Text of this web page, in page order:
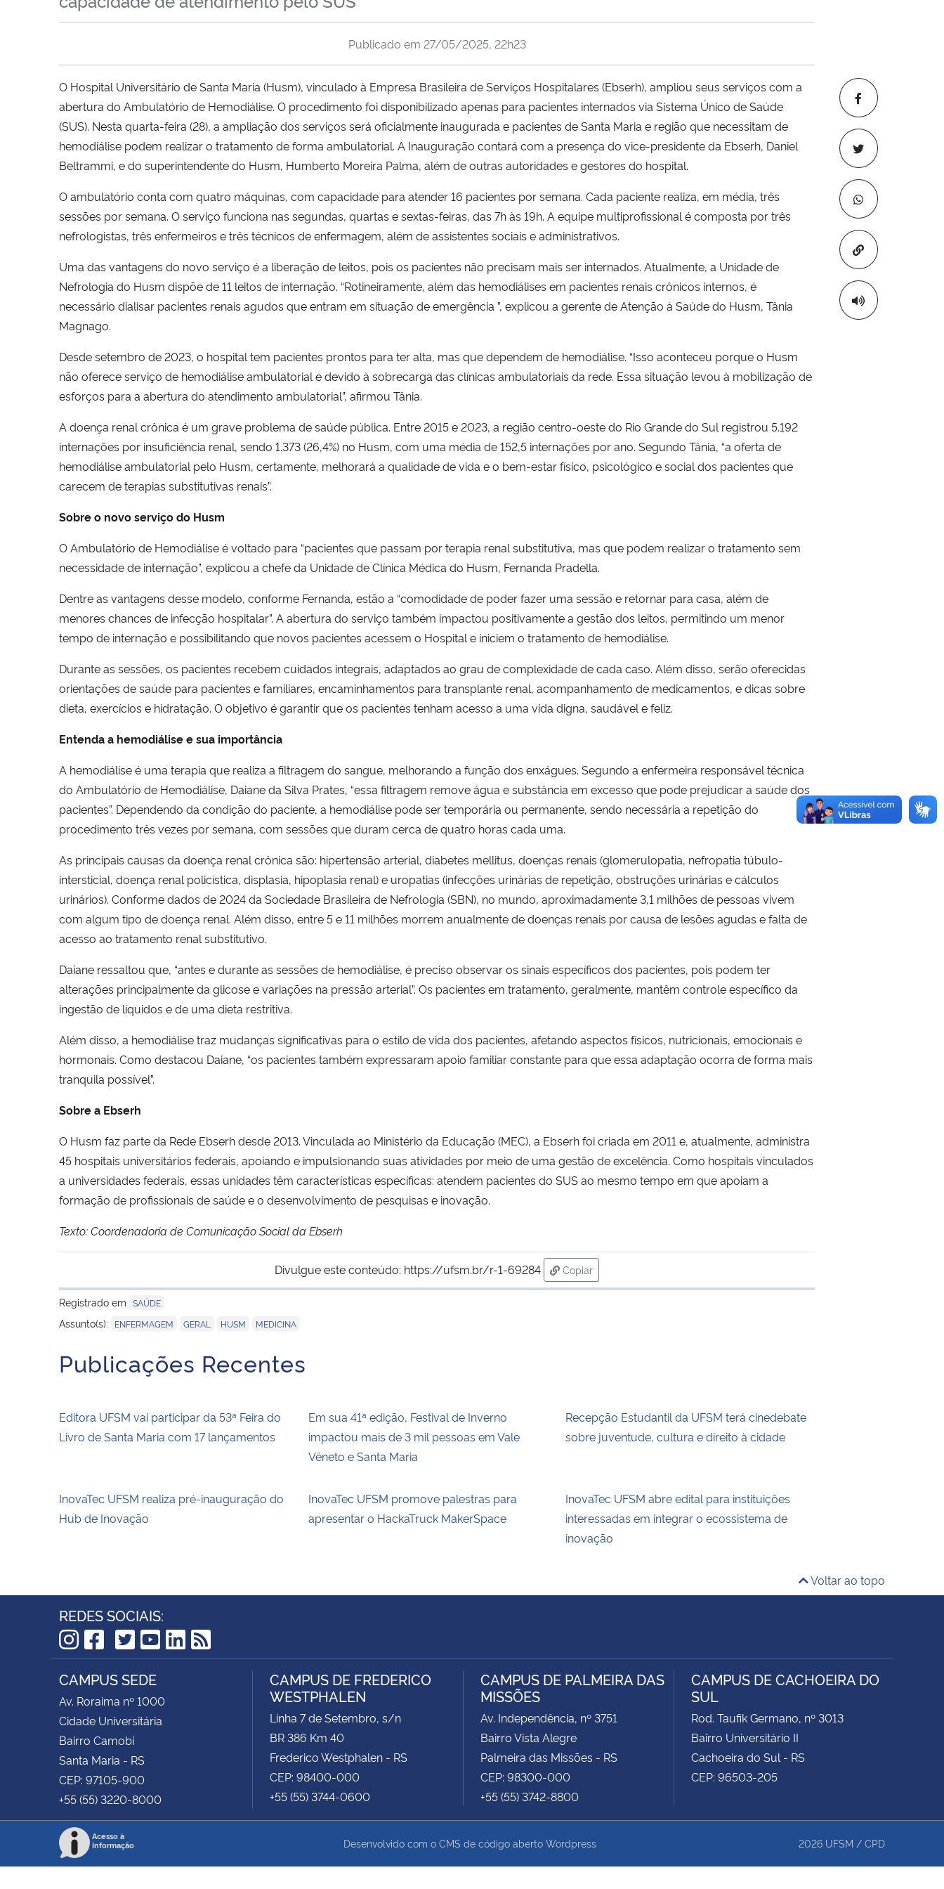
Copiar para
Publicado em 27/05/2025, 22h23
O Hospital Universitário de Santa Maria (Husm), vinculado à Empresa Brasileira de Serviços Hospitalares (Ebserh), ampliou seus serviços com a
abertura do Ambulatório de Hemodiálise. O procedimento foi disponibilizado apenas para pacientes internados via Sistema Único de Saúde
(SUS). Nesta quarta-feira (28), a ampliação dos serviços será oficialmente inaugurada e pacientes de Santa Maria e região que necessitam de
hemodiálise podem realizar o tratamento de forma ambulatorial. A Inauguração contará com a presença do vice-presidente da Ebserh, Daniel
Beltrammi, e do superintendente do Husm, Humberto Moreira Palma, além de outras autoridades e gestores do hospital.
O ambulatório conta com quatro máquinas, com capacidade para atender 16 pacientes por semana. Cada paciente realiza, em média, três
sessões por semana. O serviço funciona nas segundas, quartas e sextas-feiras, das 7h às 19h. A equipe multiprofissional é composta por três
nefrologistas, três enfermeiros e três técnicos de enfermagem, além de assistentes sociais e administrativos.
Uma das vantagens do novo serviço é a liberação de leitos, pois os pacientes não precisam mais ser internados. Atualmente, a Unidade de
Nefrologia do Husm dispõe de 11 leitos de internação. “Rotineiramente, além das hemodiálises em pacientes renais crônicos internos, é
necessário dialisar pacientes renais agudos que entram em situação de emergência ”, explicou a gerente de Atenção à Saúde do Husm, Tânia
Magnago.
Desde setembro de 2023, o hospital tem pacientes prontos para ter alta, mas que dependem de hemodiálise. “Isso aconteceu porque o Husm
não oferece serviço de hemodiálise ambulatorial e devido à sobrecarga das clínicas ambulatoriais da rede. Essa situação levou à mobilização de
esforços para a abertura do atendimento ambulatorial”, afirmou Tânia.
A doença renal crônica é um grave problema de saúde pública. Entre 2015 e 2023, a região centro-oeste do Rio Grande do Sul registrou 5.192
internações por insuficiência renal, sendo 1.373 (26,4%) no Husm, com uma média de 152,5 internações por ano. Segundo Tânia, “a oferta de
hemodiálise ambulatorial pelo Husm, certamente, melhorará a qualidade de vida e o bem-estar físico, psicológico e social dos pacientes que
carecem de terapias substitutivas renais”.
Sobre o novo serviço do Husm
O Ambulatório de Hemodiálise é voltado para “pacientes que passam por terapia renal substitutiva, mas que podem realizar o tratamento sem
necessidade de internação”, explicou a chefe da Unidade de Clínica Médica do Husm, Fernanda Pradella.
Dentre as vantagens desse modelo, conforme Fernanda, estão a “comodidade de poder fazer uma sessão e retornar para casa, além de
menores chances de infecção hospitalar”. A abertura do serviço também impactou positivamente a gestão dos leitos, permitindo um menor
tempo de internação e possibilitando que novos pacientes acessem o Hospital e iniciem o tratamento de hemodiálise.
Durante as sessões, os pacientes recebem cuidados integrais, adaptados ao grau de complexidade de cada caso. Além disso, serão oferecidas
orientações de saúde para pacientes e familiares, encaminhamentos para transplante renal, acompanhamento de medicamentos, e dicas sobre
dieta, exercícios e hidratação. O objetivo é garantir que os pacientes tenham acesso a uma vida digna, saudável e feliz.
Entenda a hemodiálise e sua importância
A hemodiálise é uma terapia que realiza a filtragem do sangue, melhorando a função dos enxágues. Segundo a enfermeira responsável técnica
do Ambulatório de Hemodiálise, Daiane da Silva Prates, “essa filtragem remove água e substância em excesso que pode prejudicar a saúde dos
pacientes”. Dependendo da condição do paciente, a hemodiálise pode ser temporária ou permanente, sendo necessária a repetição do
procedimento três vezes por semana, com sessões que duram cerca de quatro horas cada uma.
As principais causas da doença renal crônica são: hipertensão arterial, diabetes mellitus, doenças renais (glomerulopatia, nefropatia túbulo-
intersticial, doença renal policística, displasia, hipoplasia renal) e uropatias (infecções urinárias de repetição, obstruções urinárias e cálculos
urinários). Conforme dados de 2024 da Sociedade Brasileira de Nefrologia (SBN), no mundo, aproximadamente 3,1 milhões de pessoas vivem
com algum tipo de doença renal. Além disso, entre 5 e 11 milhões morrem anualmente de doenças renais por causa de lesões agudas e falta de
acesso ao tratamento renal substitutivo.
Daiane ressaltou que, “antes e durante as sessões de hemodiálise, é preciso observar os sinais específicos dos pacientes, pois podem ter
alterações principalmente da glicose e variações na pressão arterial”. Os pacientes em tratamento, geralmente, mantêm controle específico da
ingestão de líquidos e de uma dieta restritiva.
Além disso, a hemodiálise traz mudanças significativas para o estilo de vida dos pacientes, afetando aspectos físicos, nutricionais, emocionais e
hormonais. Como destacou Daiane, “os pacientes também expressaram apoio familiar constante para que essa adaptação ocorra de forma mais
tranquila possível”.
Sobre a Ebserh
O Husm faz parte da Rede Ebserh desde 2013. Vinculada ao Ministério da Educação (MEC), a Ebserh foi criada em 2011 e, atualmente, administra
45 hospitais universitários federais, apoiando e impulsionando suas atividades por meio de uma gestão de excelência. Como hospitais vinculados
a universidades federais, essas unidades têm características específicas: atendem pacientes do SUS ao mesmo tempo em que apoiam a
formação de profissionais de saúde e o desenvolvimento de pesquisas e inovação.
Texto: Coordenadoria de Comunicação Social da Ebserh
Divulgue este conteúdo: https://ufsm.br/r-1-69284
Copiar
para área de transferência
Registrado em SAÚDE
Assunto(s): ENFERMAGEM GERAL HUSM MEDICINA
Publicações Recentes
Editora UFSM vai participar da 53ª Feira do
Livro de Santa Maria com 17 lançamentos
Em sua 41ª edição, Festival de Inverno
impactou mais de 3 mil pessoas em Vale
Vêneto e Santa Maria
Recepção Estudantil da UFSM terá cinedebate
sobre juventude, cultura e direito à cidade
InovaTec UFSM realiza pré-inauguração do
Hub de Inovação
InovaTec UFSM promove palestras para
apresentar o HackaTruck MakerSpace
InovaTec UFSM abre edital para instituições
interessadas em integrar o ecossistema de
inovação
Voltar ao topo
REDES SOCIAIS:
Instagram
Facebook
TikTok
Twitter
YouTube
LinkedIn
RSS
CAMPUS SEDE
Av. Roraima nº 1000
Cidade Universitária
Bairro Camobi
Santa Maria - RS
CEP: 97105-900
+55 (55) 3220-8000
CAMPUS DE FREDERICO
WESTPHALEN
Linha 7 de Setembro, s/n
BR 386 Km 40
Frederico Westphalen - RS
CEP: 98400-000
+55 (55) 3744-0600
CAMPUS DE PALMEIRA DAS
MISSÕES
Av. Independência, nº 3751
Bairro Vista Alegre
Palmeira das Missões - RS
CEP: 98300-000
+55 (55) 3742-8800
CAMPUS DE CACHOEIRA DO
SUL
Rod. Taufik Germano, nº 3013
Bairro Universitário II
Cachoeira do Sul - RS
CEP: 96503-205
Acesso à
Informação
Desenvolvido com o CMS de código aberto Wordpress 2026 UFSM / CPD